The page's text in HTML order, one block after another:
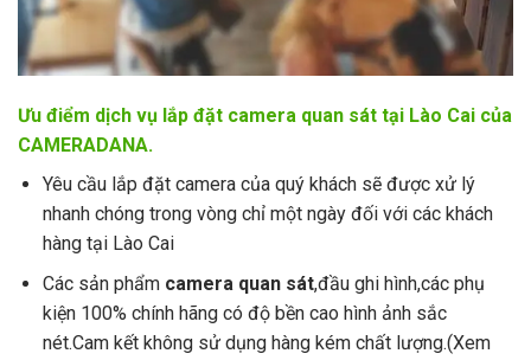
Ưu điểm dịch vụ lắp đặt camera quan sát tại Lào Cai của
CAMERADANA.
Yêu cầu lắp đặt camera của quý khách sẽ được xử lý
nhanh chóng trong vòng chỉ một ngày đối với các khách
hàng tại Lào Cai
Các sản phẩm camera quan sát,đầu ghi hình,các phụ
kiện 100% chính hãng có độ bền cao hình ảnh sắc
nét.Cam kết không sử dụng hàng kém chất lượng.(Xem